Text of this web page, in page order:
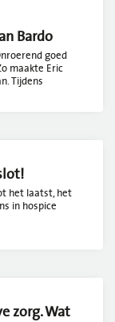
Bardo
goed
maakte Eric
Tijdens
het laatst, het
in hospice
zorg. Wat